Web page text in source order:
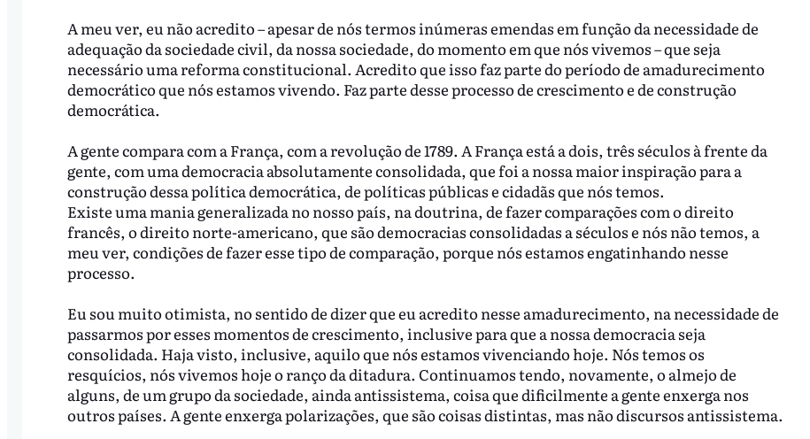
A meu ver, eu não acredito – apesar de nós termos inúmeras emendas em função da necessidade de
adequação da sociedade civil, da nossa sociedade, do momento em que nós vivemos – que seja
necessário uma reforma constitucional. Acredito que isso faz parte do período de amadurecimento
democrático que nós estamos vivendo. Faz parte desse processo de crescimento e de construção
democrática.
A gente compara com a França, com a revolução de 1789. A França está a dois, três séculos à frente da
gente, com uma democracia absolutamente consolidada, que foi a nossa maior inspiração para a
construção dessa política democrática, de políticas públicas e cidadãs que nós temos.
Existe uma mania generalizada no nosso país, na doutrina, de fazer comparações com o direito
francês, o direito norte-americano, que são democracias consolidadas a séculos e nós não temos, a
meu ver, condições de fazer esse tipo de comparação, porque nós estamos engatinhando nesse
processo.
Eu sou muito otimista, no sentido de dizer que eu acredito nesse amadurecimento, na necessidade de
passarmos por esses momentos de crescimento, inclusive para que a nossa democracia seja
consolidada. Haja visto, inclusive, aquilo que nós estamos vivenciando hoje. Nós temos os
resquícios, nós vivemos hoje o ranço da ditadura. Continuamos tendo, novamente, o almejo de
alguns, de um grupo da sociedade, ainda antissistema, coisa que dificilmente a gente enxerga nos
outros países. A gente enxerga polarizações, que são coisas distintas, mas não discursos antissistema.